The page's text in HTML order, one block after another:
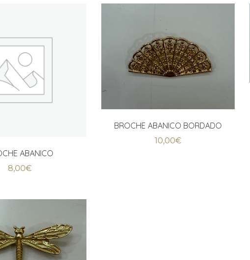
ABANICO
8,00€
BROCHE ABANICO BORDADO
10,00€